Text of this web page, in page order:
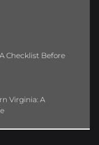
Checklist Before
Virginia: A